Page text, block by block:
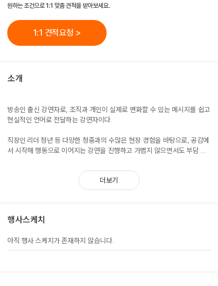
원하는 조건으로 1:1 맞춤 견적을 받아보세요.
1:1 견적요청 >
소개
방송인 출신 강연자로, 조직과 개인이 실제로 변화할 수 있는 메시지를 쉽고
현실적인 언어로 전달하는 강연자이다.
직장인·리더·청년 등 다양한 청중과의 수많은 현장 경험을 바탕으로, 공감에
서 시작해 행동으로 이어지는 강연을 진행하고 가볍지 않으면서도 부담 없
더보기
행사스케치
아직 행사 스케치가 존재하지 않습니다.